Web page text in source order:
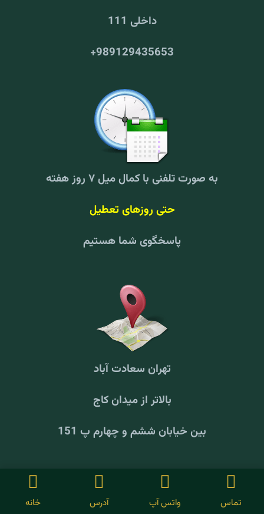
داخلی 111
989129435653
+
به صورت تلفنی با کمال میل ۷ روز هفته
حتی روزهای تعطیل
پاسخگوی شما هستیم
تهران سعادت آباد
بالاتر از میدان کاج
بین خیابان ششم و چهارم پ 151
محفوظ است.
تماس واتس آپ آدرس خانه